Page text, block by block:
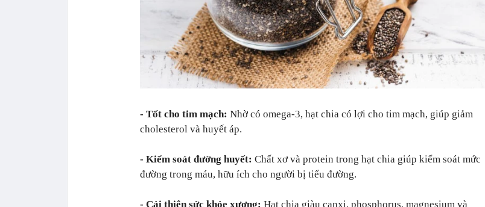
- Tốt cho tim mạch: Nhờ có omega-3, hạt chia có lợi cho tim mạch, giúp giảm
cholesterol và huyết áp.
- Kiểm soát đường huyết: Chất xơ và protein trong hạt chia giúp kiểm soát mức
đường trong máu, hữu ích cho người bị tiểu đường.
- Cải thiện sức khỏe xương: Hạt chia giàu canxi, phosphorus, magnesium và